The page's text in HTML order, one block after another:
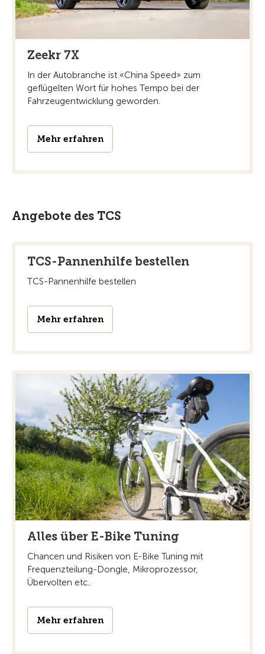
Zeekr 7X
In der Autobranche ist «China Speed» zum
geflügelten Wort für hohes Tempo bei der
Fahrzeugentwicklung geworden.
Mehr erfahren
Angebote des TCS
TCS-Pannenhilfe bestellen
TCS-Pannenhilfe bestellen
Mehr erfahren
Alles über E-Bike Tuning
Chancen und Risiken von E-Bike Tuning mit
Frequenzteilung-Dongle, Mikroprozessor,
Übervolten etc..
Mehr erfahren